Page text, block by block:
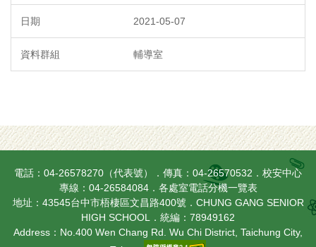
2021-05-07
輔導室
電話：04-26578270（代表號）．傳真：04-26570532．校安中心
專線：04-26584084． 各處室電話分機一覽表
地址：43545台中市梧棲區文昌路400號．CHUNG GANG SENIOR
HIGH SCHOOL．統編：78949162
Address：No.400 Wen Chang Rd. Wu Chi District, Taichung City,